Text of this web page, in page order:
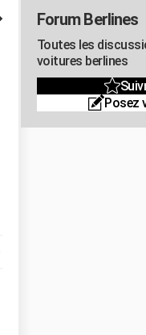
Forum Berlines
Toutes les
voitures berlines
Posez